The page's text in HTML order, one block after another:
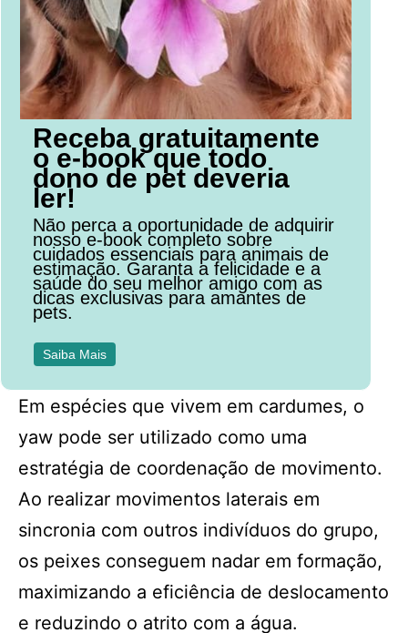
Receba gratuitamente
o e-book que todo
dono de pet deveria
ler!
Não perca a oportunidade de adquirir
nosso e-book completo sobre
cuidados essenciais para animais de
estimação. Garanta a felicidade e a
saúde do seu melhor amigo com as
dicas exclusivas para amantes de
pets.
Saiba Mais
Em espécies que vivem em cardumes, o
yaw pode ser utilizado como uma
estratégia de coordenação de movimento.
Ao realizar movimentos laterais em
sincronia com outros indivíduos do grupo,
os peixes conseguem nadar em formação,
maximizando a eficiência de deslocamento
e reduzindo o atrito com a água.